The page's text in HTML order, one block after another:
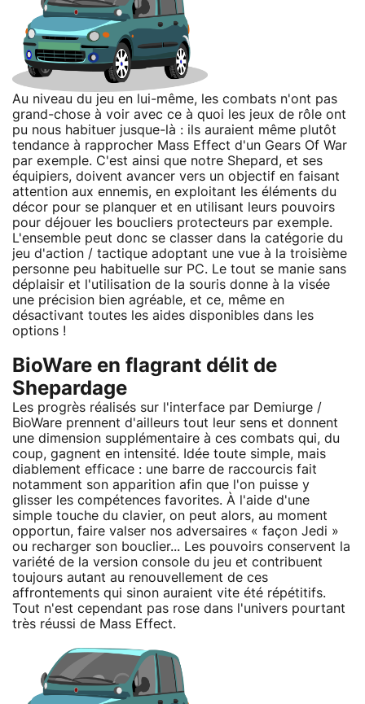
Au niveau du jeu en lui-même, les combats n'ont pas
grand-chose à voir avec ce à quoi les jeux de rôle ont
pu nous habituer jusque-là : ils auraient même plutôt
tendance à rapprocher Mass Effect d'un Gears Of War
par exemple. C'est ainsi que notre Shepard, et ses
équipiers, doivent avancer vers un objectif en faisant
attention aux ennemis, en exploitant les éléments du
décor pour se planquer et en utilisant leurs pouvoirs
pour déjouer les boucliers protecteurs par exemple.
L'ensemble peut donc se classer dans la catégorie du
jeu d'action / tactique adoptant une vue à la troisième
personne peu habituelle sur PC. Le tout se manie sans
déplaisir et l'utilisation de la souris donne à la visée
une précision bien agréable, et ce, même en
désactivant toutes les aides disponibles dans les
options !
BioWare en flagrant délit de
Shepardage
Les progrès réalisés sur l'interface par Demiurge /
BioWare prennent d'ailleurs tout leur sens et donnent
une dimension supplémentaire à ces combats qui, du
coup, gagnent en intensité. Idée toute simple, mais
diablement efficace : une barre de raccourcis fait
notamment son apparition afin que l'on puisse y
glisser les compétences favorites. À l'aide d'une
simple touche du clavier, on peut alors, au moment
opportun, faire valser nos adversaires « façon Jedi »
ou recharger son bouclier... Les pouvoirs conservent la
variété de la version console du jeu et contribuent
toujours autant au renouvellement de ces
affrontements qui sinon auraient vite été répétitifs.
Tout n'est cependant pas rose dans l'univers pourtant
très réussi de Mass Effect.